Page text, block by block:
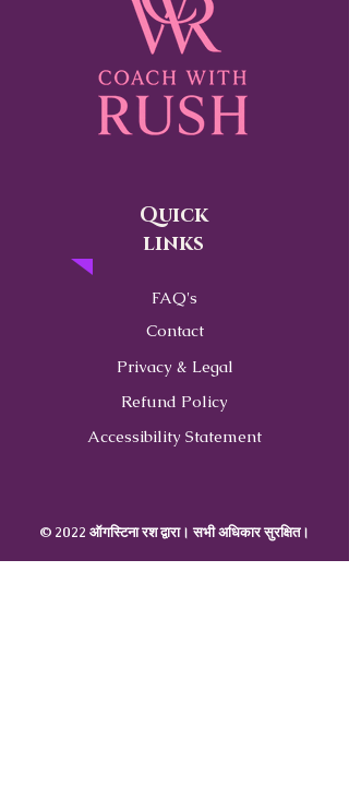
Quick
links
FAQ's
Contact
Privacy & Legal
Refund Policy
Accessibility Statement
© 2022 ऑगस्टिना रश द्वारा। सभी अधिकार सुरक्षित।